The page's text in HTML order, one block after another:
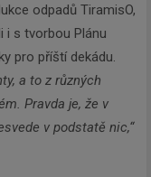
odpadů TiramisO,
i s tvorbou Plánu
pro příští dekádu.
a to z různých
Pravda je, že v
v podstatě nic,“